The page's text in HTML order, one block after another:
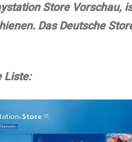
Store Vorschau,
. Das Deutsche
Liste: